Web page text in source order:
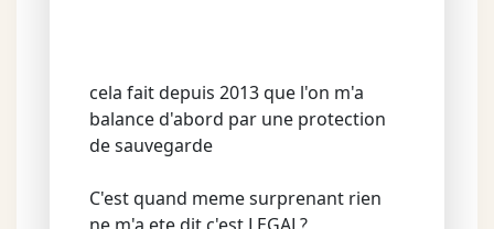
cela fait depuis 2013 que l'on m'a
balance d'abord par une protection
de sauvegarde
C'est quand meme surprenant rien